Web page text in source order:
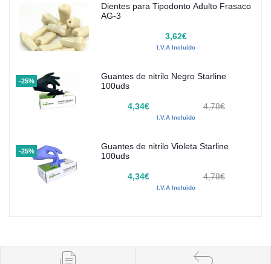
Dientes para Tipodonto Adulto Frasaco
AG-3
3,62€
I.V.A Incluido
-25%
Guantes de nitrilo Negro Starline
100uds
4,34€ 4,78€
I.V.A Incluido
-25%
Guantes de nitrilo Violeta Starline
100uds
4,34€ 4,78€
I.V.A Incluido